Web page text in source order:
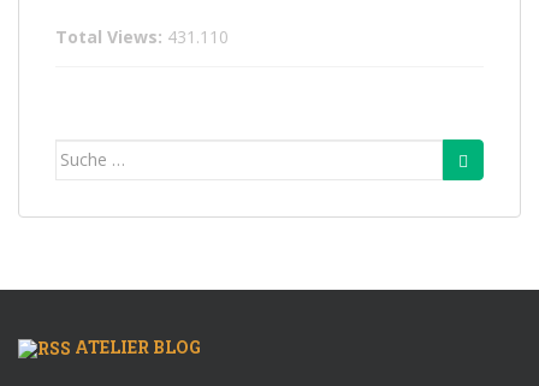
Total Views: 431.110
Suche
ATELIER BLOG